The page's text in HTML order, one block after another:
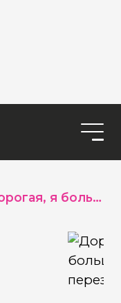
Дорогая, я больше не перезвоню